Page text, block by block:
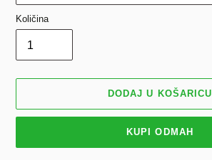
Količina
DODAJ U KOŠARICU
KUPI ODMAH